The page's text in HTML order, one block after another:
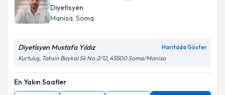
Diyetisyen
Manisa, Soma
Diyetisyen Mustafa Yıldız Haritada Göster
Kurtuluş, Tahsin Baykal Sk No:2/12, 45500 Soma/Manisa
En Yakın Saatler